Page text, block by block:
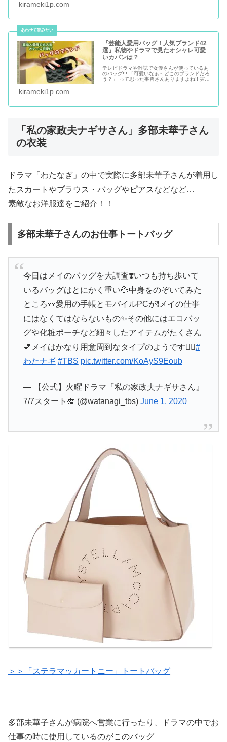
kirameki1p.com
『芸能人愛用バッグ！人気ブランド42
選』私物やドラマで見たオシャレ可愛
いカバンは？
テレビドラマや雑誌で女優さんが使っているあ
のバッグ!!! 「可愛いなぁ～どこのブランドだろ
う？」 って思った事皆さんありますよね!! 実際
kirameki1p.com
「私の家政夫ナギサさん」多部未華子さん
の衣装
ドラマ「わたなぎ」の中で実際に多部未華子さんが着用し
たスカートやブラウス・バッグやピアスなどなど…
素敵なお洋服達をご紹介！！
多部未華子さんのお仕事トートバッグ
今日はメイのバッグを大調査❣️いつも持ち歩いて
いるバッグはとにかく重い💦中身をのぞいてみた
ところ👀愛用の手帳とモバイルPCが❗️メイの仕事
にはなくてはならないもの✨その他にはエコバッ
グや化粧ポーチなど細々したアイテムがたくさん
💕メイはかなり用意周到なタイプのようです🕵️‍♂️#
わたナギ #TBS pic.twitter.com/KoAyS9Eoub
— 【公式】火曜ドラマ『私の家政夫ナギサさん』
7/7スタート🎋 (@watanagi_tbs) June 1, 2020
＞＞「ステラマッカートニー」トートバッグ
多部未華子さんが病院へ営業に行ったり、ドラマの中でお
仕事の時に使用しているのがこのバッグ